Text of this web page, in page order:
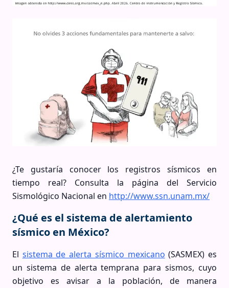
¿Te gustaría conocer los registros sísmicos en
tiempo real? Consulta la página del Servicio
Sismológico Nacional en http://www.ssn.unam.mx/
¿Qué es el sistema de alertamiento
sísmico en México?
El sistema de alerta sísmico mexicano (SASMEX) es
un sistema de alerta temprana para sismos, cuyo
objetivo es avisar a la población, de manera